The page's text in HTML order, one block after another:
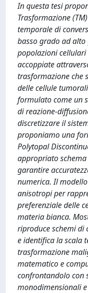
In questa tesi
Trasformazione
temporale di
basso grado ad
popolazioni
accoppiate
trasformazione che
delle cellule
formulato come un
di reazione-
discretizzare il
proponiamo una
Polytopal
appropriato
garantire
numerica. Il
anisotropi per
preferenziale delle
materia bianca.
riproduce schemi di
e identifica la scala
trasformazione
matematico e
confrontandolo con
monodimensionali